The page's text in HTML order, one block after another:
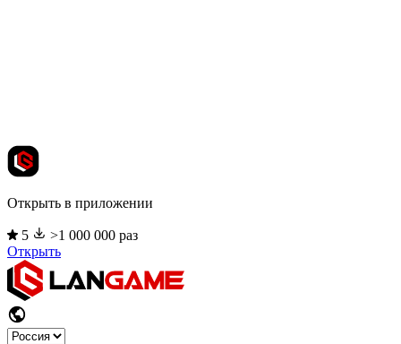
Открыть в приложении
5
>1 000 000 раз
Открыть